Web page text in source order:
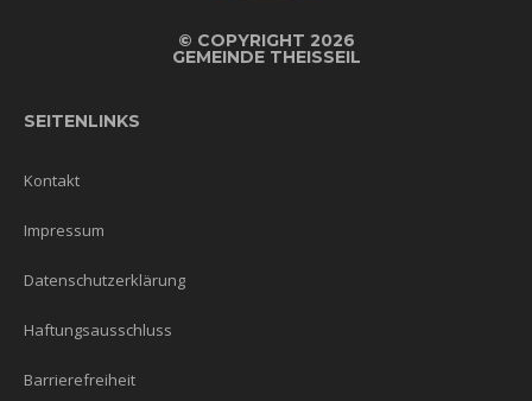
© COPYRIGHT 2026
GEMEINDE THEISSEIL
SEITENLINKS
Kontakt
Impressum
Datenschutzerklärung
Haftungsausschluss
Barrierefreiheit